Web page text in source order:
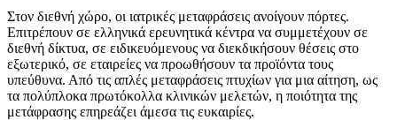
Στον διεθνή χώρο, οι ιατρικές μεταφράσεις ανοίγουν πόρτες.
Επιτρέπουν σε ελληνικά ερευνητικά κέντρα να συμμετέχουν σε
διεθνή δίκτυα, σε ειδικευόμενους να διεκδικήσουν θέσεις στο
εξωτερικό, σε εταιρείες να προωθήσουν τα προϊόντα τους
υπεύθυνα. Από τις απλές μεταφράσεις πτυχίων για μια αίτηση, ως
τα πολύπλοκα πρωτόκολλα κλινικών μελετών, η ποιότητα της
μετάφρασης επηρεάζει άμεσα τις ευκαιρίες.